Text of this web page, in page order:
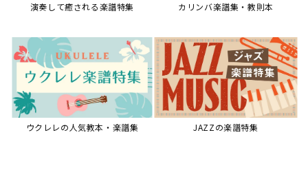
演奏して癒される楽譜特集 カリンバ楽譜集・教則本
ウクレレの人気教本・楽譜集 JAZZの楽譜特集